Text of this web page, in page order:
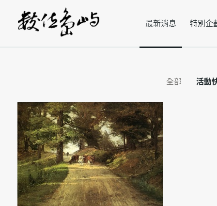
最新消息 特別企
全部 活動